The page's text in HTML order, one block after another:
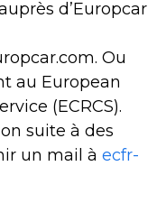
d’Europcar
Ou
au European
(ECRCS).
suite à des
un mail à ecfr-